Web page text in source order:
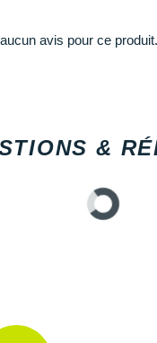
avis pour ce produit.
&